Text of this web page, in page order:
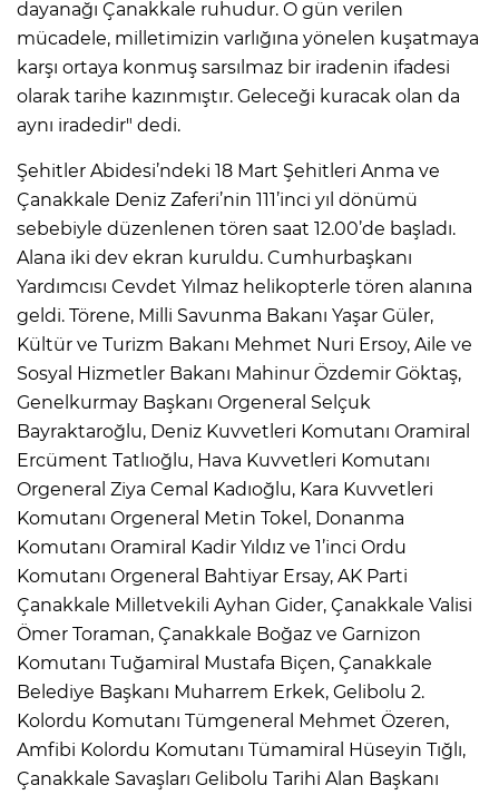
dayanağı Çanakkale ruhudur. O gün verilen
mücadele, milletimizin varlığına yönelen kuşatmaya
karşı ortaya konmuş sarsılmaz bir iradenin ifadesi
olarak tarihe kazınmıştır. Geleceği kuracak olan da
aynı iradedir" dedi.
Şehitler Abidesi’ndeki 18 Mart Şehitleri Anma ve
Çanakkale Deniz Zaferi’nin 111’inci yıl dönümü
sebebiyle düzenlenen tören saat 12.00’de başladı.
Alana iki dev ekran kuruldu. Cumhurbaşkanı
Yardımcısı Cevdet Yılmaz helikopterle tören alanına
geldi. Törene, Milli Savunma Bakanı Yaşar Güler,
Kültür ve Turizm Bakanı Mehmet Nuri Ersoy, Aile ve
Sosyal Hizmetler Bakanı Mahinur Özdemir Göktaş,
Genelkurmay Başkanı Orgeneral Selçuk
Bayraktaroğlu, Deniz Kuvvetleri Komutanı Oramiral
Ercüment Tatlıoğlu, Hava Kuvvetleri Komutanı
Orgeneral Ziya Cemal Kadıoğlu, Kara Kuvvetleri
Komutanı Orgeneral Metin Tokel, Donanma
Komutanı Oramiral Kadir Yıldız ve 1’inci Ordu
Komutanı Orgeneral Bahtiyar Ersay, AK Parti
Çanakkale Milletvekili Ayhan Gider, Çanakkale Valisi
Ömer Toraman, Çanakkale Boğaz ve Garnizon
Komutanı Tuğamiral Mustafa Biçen, Çanakkale
Belediye Başkanı Muharrem Erkek, Gelibolu 2.
Kolordu Komutanı Tümgeneral Mehmet Özeren,
Amfibi Kolordu Komutanı Tümamiral Hüseyin Tığlı,
Çanakkale Savaşları Gelibolu Tarihi Alan Başkanı